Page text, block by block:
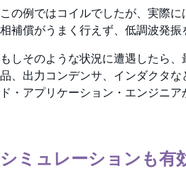
この例ではコイルでしたが、実際
相補償がうまく行えず、低調波発
もしそのような状況に遭遇したら
品、出力コンデンサ、インダクタ
ド・アプリケーション・エンジニ
シミュレーションも有